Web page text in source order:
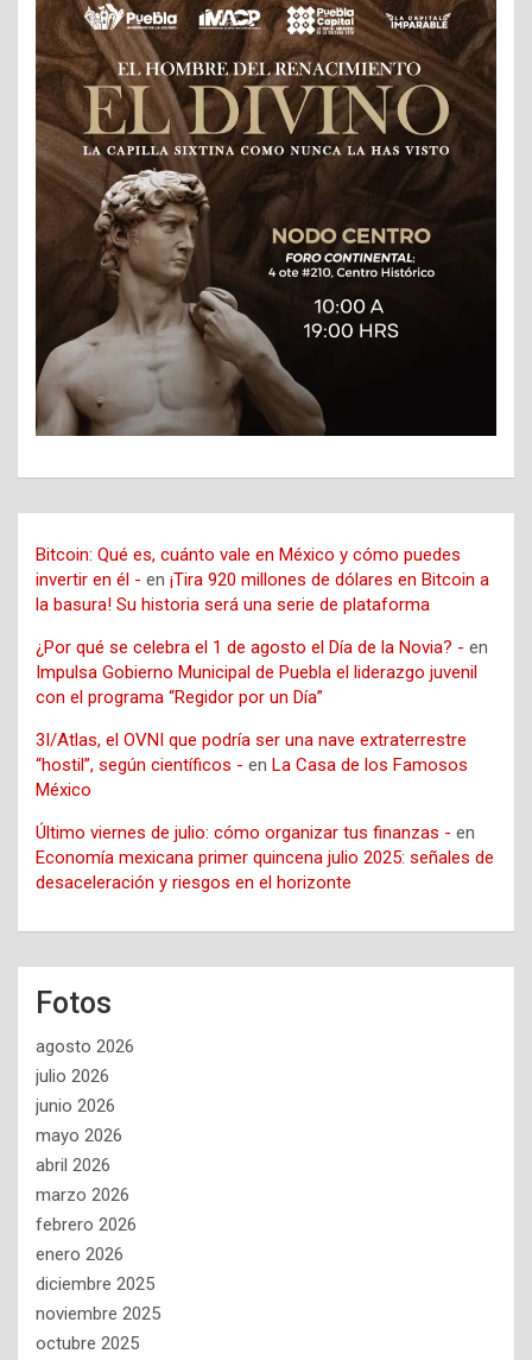
Bitcoin: Qué es, cuánto vale en México y cómo puedes
invertir en él - en ¡Tira 920 millones de dólares en Bitcoin a
la basura! Su historia será una serie de plataforma
¿Por qué se celebra el 1 de agosto el Día de la Novia? - en
Impulsa Gobierno Municipal de Puebla el liderazgo juvenil
con el programa “Regidor por un Día”
3I/Atlas, el OVNI que podría ser una nave extraterrestre
“hostil”, según científicos - en La Casa de los Famosos
México
Último viernes de julio: cómo organizar tus finanzas - en
Economía mexicana primer quincena julio 2025: señales de
desaceleración y riesgos en el horizonte
Fotos
agosto 2026
julio 2026
junio 2026
mayo 2026
abril 2026
marzo 2026
febrero 2026
enero 2026
diciembre 2025
noviembre 2025
octubre 2025